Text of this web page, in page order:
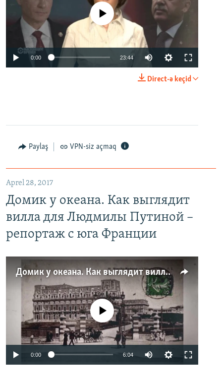
No media source currently available
0:00 23:44
Direct-ə keçid
Paylaş VPN-siz açmaq
Aprel 28, 2017
Домик у океана. Как выглядит
вилла для Людмилы Путиной –
репортаж с юга Франции
Домик у океана. Как выглядит вилла для Людмилы Путиной – репортаж с юга Франции
No media source currently available
0:00 6:04